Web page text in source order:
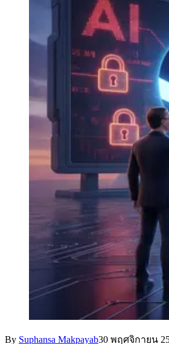
By Suphansa Makpayab30 พฤศจิกายน